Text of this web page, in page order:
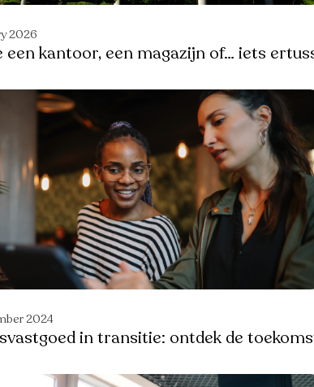
2026
een kantoor, een magazijn of… iets
2024
in transitie: ontdek de